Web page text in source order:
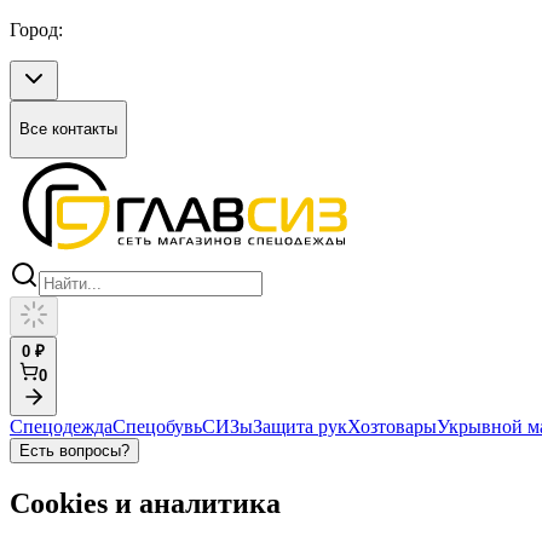
Город:
Все контакты
0 ₽
0
СпецодеждаСпецобувьСИЗыЗащита рукХозтоварыУкрывной
Есть вопросы?
Cookies и аналитика